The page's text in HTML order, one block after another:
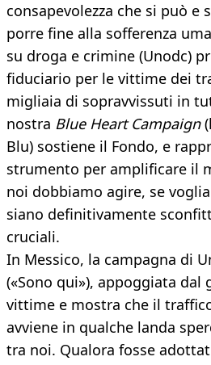
consapevolezza che si può e
porre fine alla sofferenza
su droga e crimine (Unodc)
fiduciario per le vittime dei
migliaia di sopravvissuti in
nostra Blue Heart Campaign
Blu) sostiene il Fondo, e
strumento per amplificare il
noi dobbiamo agire, se
siano definitivamente
cruciali.
In Messico, la campagna di
(«Sono qui»), appoggiata dal
vittime e mostra che il
avviene in qualche landa
tra noi. Qualora fosse